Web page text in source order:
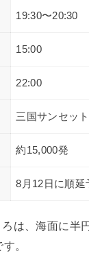
19:30〜20:30
15:00
22:00
三国サンセッ
約15,000発
8月12日に順延
は、海面に半
。